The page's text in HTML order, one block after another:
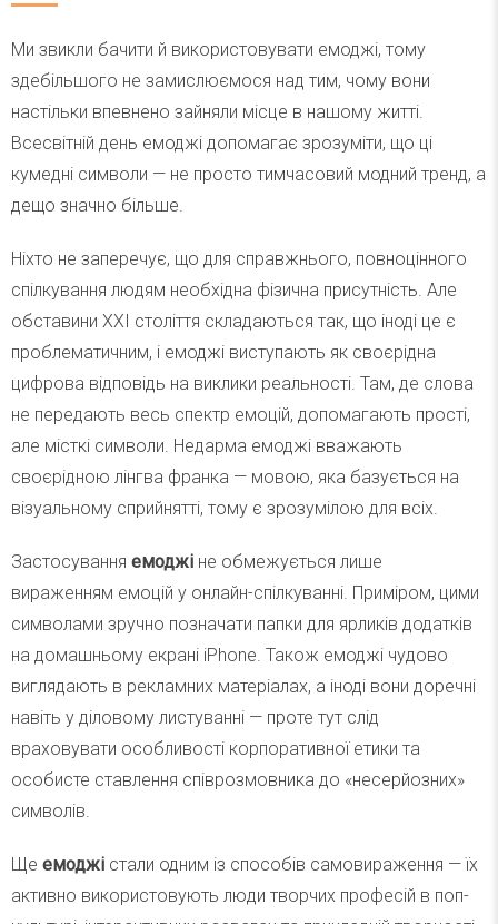
Ми звикли бачити й використовувати емоджі, тому
здебільшого не замислюємося над тим, чому вони
настільки впевнено зайняли місце в нашому житті.
Всесвітній день емоджі допомагає зрозуміти, що ці
кумедні символи — не просто тимчасовий модний тренд, а
дещо значно більше.
Ніхто не заперечує, що для справжнього, повноцінного
спілкування людям необхідна фізична присутність. Але
обставини XXI століття складаються так, що іноді це є
проблематичним, і емоджі виступають як своєрідна
цифрова відповідь на виклики реальності. Там, де слова
не передають весь спектр емоцій, допомагають прості,
але місткі символи. Недарма емоджі вважають
своєрідною лінгва франка — мовою, яка базується на
візуальному сприйнятті, тому є зрозумілою для всіх.
Застосування емоджі не обмежується лише
вираженням емоцій у онлайн-спілкуванні. Приміром, цими
символами зручно позначати папки для ярликів додатків
на домашньому екрані iPhone. Також емоджі чудово
виглядають в рекламних матеріалах, а іноді вони доречні
навіть у діловому листуванні — проте тут слід
враховувати особливості корпоративної етики та
особисте ставлення співрозмовника до «несерйозних»
символів.
Ще емоджі стали одним із способів самовираження — їх
активно використовують люди творчих професій в поп-